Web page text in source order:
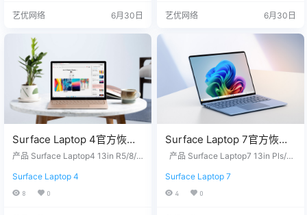
7650007 站长推荐 1. 购买之前请
任何问题请联系我们，服务包满
意。 2…
艺优网络 6月30日
7650007 站长推荐 1. 购买之前请
任何问题请联系我们，服务包满
意。 2…
艺优网络 6月30日
Surface Laptop 4官方恢复
镜像25H2版本
AMD_BMR_12010_2026.40
2.11949415.zip网盘下载
产品 Surface Laptop4 13in R5/8/2
H2 没有找到您需要的文件？ 请联
系我们，提供您设备上的12位产品
Surface Laptop 4
8 0
Surface Laptop 7官方恢复
镜像25H2版本
0_2025.1009.11156446.zip
网盘下载
产品 Surface Laptop7 13in Pls/1
25H2 Surface Laptop7 15in BSKU
- Windows 11 Home Version 25H2
Surface Laptop 7
4 0